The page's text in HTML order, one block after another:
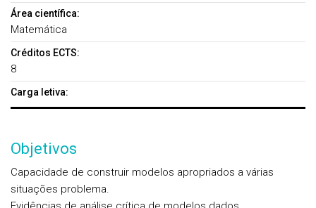
Área científica:
Matemática
Créditos ECTS:
8
Carga letiva:
Objetivos
Capacidade de construir modelos apropriados a várias
situações problema.